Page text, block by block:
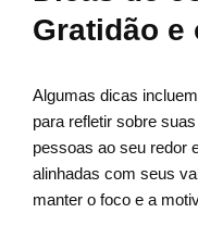
Gratidão e
Algumas dicas
para refletir sobre
pessoas ao seu redor
alinhadas com seus
manter o foco e a